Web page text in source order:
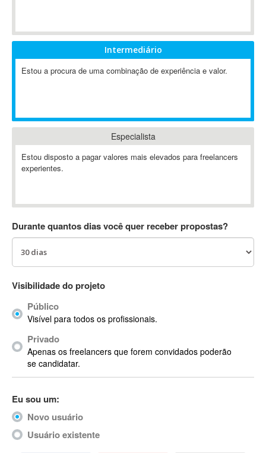
ABAP
Abaqus
ABBYY FineReader
Ableton
Ableton Push
Abstract
AC3
ACID Pro
ACPI
Acrobat
Acrobat X
Acronis
ACT
Actimize
ActionScript
ActionScript 3
Intermediário
Estou a procura de uma combinação de experiência e valor.
Especialista
Estou disposto a pagar valores mais elevados para freelancers
experientes.
Durante quantos dias você quer receber propostas?
Visibilidade do projeto
Público
Visível para todos os profissionais.
Privado
Apenas os freelancers que forem convidados poderão
se candidatar.
Eu sou um:
Novo usuário
Usuário existente